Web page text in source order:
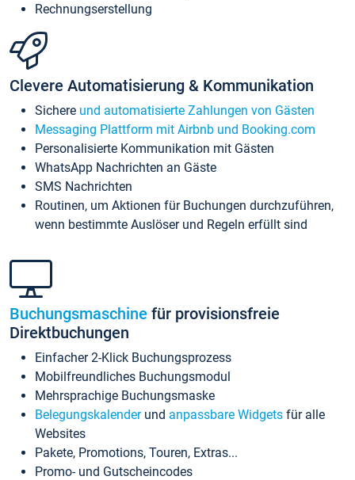
Rechnungserstellung
Clevere Automatisierung & Kommunikation
Sichere und automatisierte Zahlungen von Gästen
Messaging Plattform mit Airbnb und Booking.com
Personalisierte Kommunikation mit Gästen
WhatsApp Nachrichten an Gäste
SMS Nachrichten
Routinen, um Aktionen für Buchungen durchzuführen,
wenn bestimmte Auslöser und Regeln erfüllt sind
Buchungsmaschine für provisionsfreie
Direktbuchungen
Einfacher 2-Klick Buchungsprozess
Mobilfreundliches Buchungsmodul
Mehrsprachige Buchungsmaske
Belegungskalenderund anpassbare Widgets für alle
Websites
Pakete, Promotions, Touren, Extras...
Promo- und Gutscheincodes